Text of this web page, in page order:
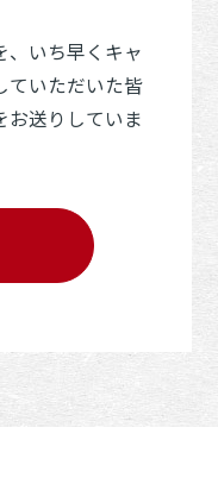
、いち早くキャ
ていただいた皆
お送りしていま